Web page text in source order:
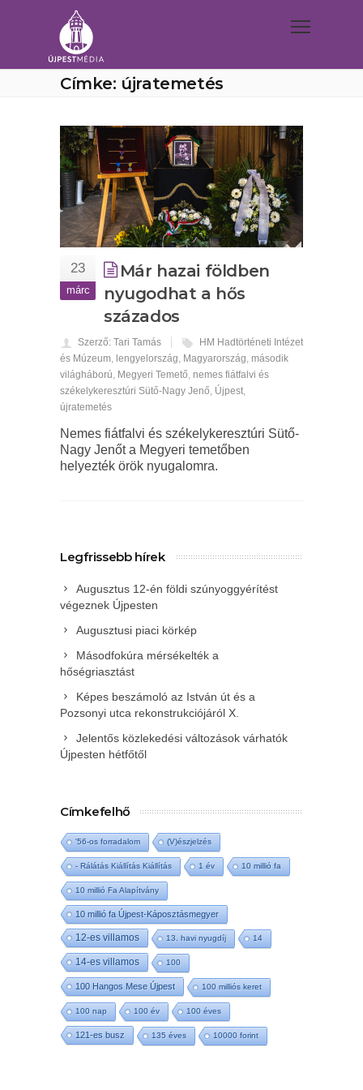
Címke: újratemetés
23
márc
Már hazai földben
nyugodhat a hős
százados
Szerző: Tari Tamás
HM Hadtörténeti Intézet
és Múzeum, lengyelország, Magyarország, második
világháború, Megyeri Temető, nemes fiátfalvi és
székelykeresztúri Sütő-Nagy Jenő, Újpest,
újratemetés
Nemes fiátfalvi és székelykeresztúri Sütő-
Nagy Jenőt a Megyeri temetőben
helyezték örök nyugalomra.
Legfrissebb hírek
Augusztus 12-én földi szúnyoggyérítést
végeznek Újpesten
Augusztusi piaci körkép
Másodfokúra mérsékelték a
hőségriasztást
Képes beszámoló az István út és a
Pozsonyi utca rekonstrukciójáról X.
Jelentős közlekedési változások várhatók
Újpesten hétfőtől
Címkefelhő
'56-os forradalom (V)észjelzés
- Rálátás Kiállítás Kiállítás 1 év 10 millió fa
10 millió Fa Alapítvány
10 millió fa Újpest-Káposztásmegyer
12-es villamos 13. havi nyugdíj 14
14-es villamos 100
100 Hangos Mese Újpest 100 milliós keret
100 nap 100 év 100 éves
121-es busz 135 éves 10000 forint